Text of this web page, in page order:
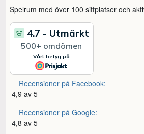
Spelrum med över 100 sittplatser och
Recensioner på Facebook:
4,9 av 5
Recensioner på Google:
4,8 av 5